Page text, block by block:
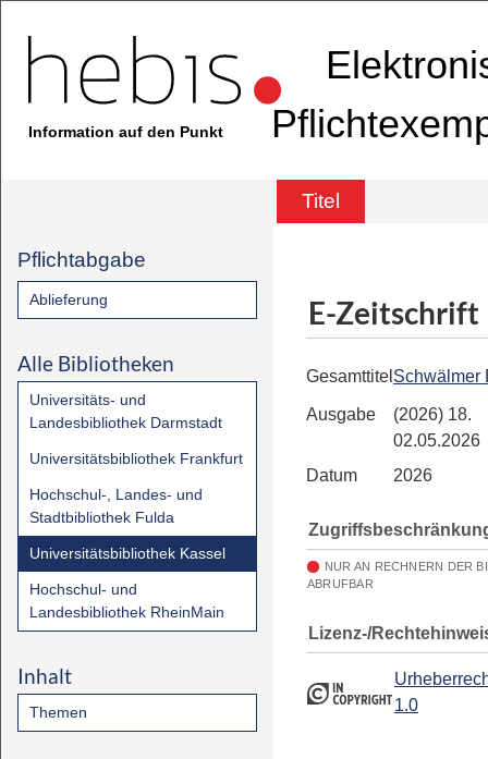
Information auf den Punkt
Titel
Pflichtabgabe
Ablieferung
Alle Bibliotheken
Universitäts- und
Landesbibliothek Darmstadt
Universitätsbibliothek Frankfurt
Hochschul-, Landes- und
Stadtbibliothek Fulda
Universitätsbibliothek Kassel
Hochschul- und
Landesbibliothek RheinMain
Inhalt
Themen
E-Zeitschrift
Gesamttitel Schwälmer
Ausgabe
(2026) 18.
02.05.2026
Datum
2026
NUR AN RECHNERN DER
ABRUFBAR
Lizenz-/
1.0